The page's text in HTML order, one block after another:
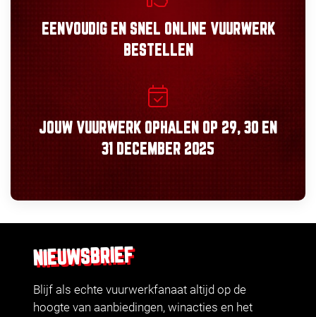
EENVOUDIGEN SNEL ONLINE VUURWERK
BESTELLEN
JOUW VUURWERK OPHALEN OP 29, 30 EN
31 DECEMBER 2025
NIEUWSBRIEF
Blijf als echte vuurwerkfanaat altijd op de
hoogte van aanbiedingen, winacties en het